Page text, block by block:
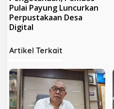
v
i
g
a
i
p
o
Pulai Payung Luncurkan
Perpustakaan Desa
Digital
Artikel Terkait